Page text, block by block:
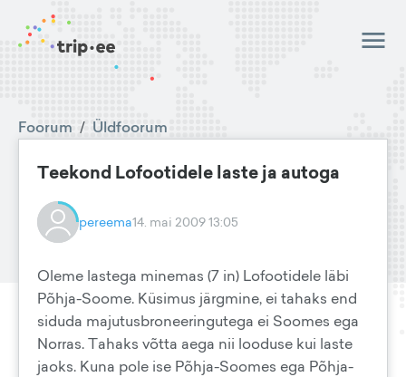
Foorum / Üldfoorum
Teekond Lofootidele laste ja autoga
pereema14. mai 2009 13:05
Oleme lastega minemas (7 in) Lofootidele läbi
Põhja-Soome. Küsimus järgmine, ei tahaks end
siduda majutusbroneeringutega ei Soomes ega
Norras. Tahaks võtta aega nii looduse kui laste
jaoks. Kuna pole ise Põhja-Soomes ega Põhja-